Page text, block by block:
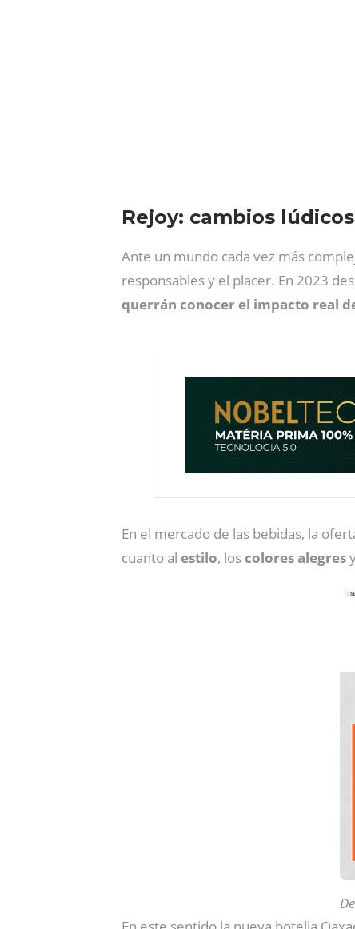
Rejoy: cambios
Ante un mundo cada vez más
responsables y el placer. En 2023
querrán conocer el impacto real
En el mercado de las bebidas, la
cuanto al estilo, loscoloresalegres